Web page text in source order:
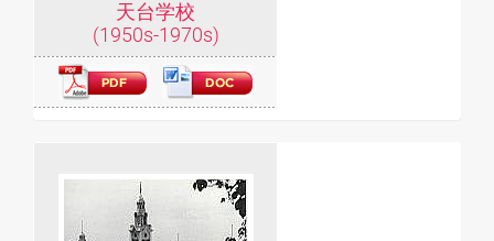
天台学校
(1950s-1970s)